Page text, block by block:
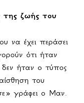
της ζωής του
να έχει περάσει
ότι ήταν
ήταν ο τύπος
του
γράφει ο Μαν.